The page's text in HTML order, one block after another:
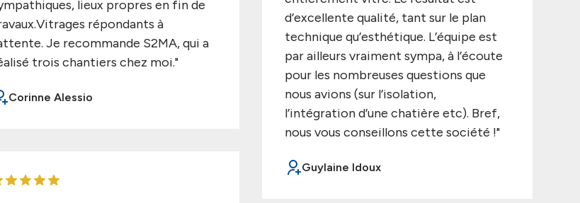
lieux propres en fin de
répondants à
Je recommande S2MA, qui a
trois chantiers chez moi."
Corinne Alessio
d’excellente qualité, tant sur le plan
technique qu’esthétique. L’équipe est
par ailleurs vraiment sympa, à l’écoute
pour les nombreuses questions que
nous avions (sur l’isolation,
l’intégration d’une chatière etc). Bref,
nous vous conseillons cette société !"
Guylaine Idoux